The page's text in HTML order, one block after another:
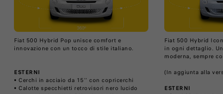
Fiat 500 Hybrid Pop unisce comfort e
innovazione con un tocco di stile italiano.
ESTERNI
• Cerchi in acciaio da 15’’ con copricerchi
• Calotte specchietti retrovisori nero lucido
Fiat 500 Hybrid
in ogni dettaglio.
moderna, sempre
(In aggiunta alla
ESTERNI